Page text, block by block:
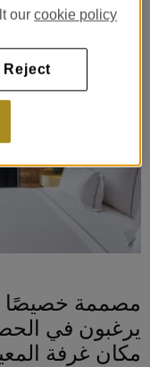
مصممة خصيصًا
يرغبون في
مكان غرفة
ourcookie policy
Reject